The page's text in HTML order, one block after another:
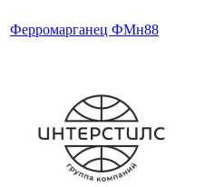
Ферромарганец ФМн88